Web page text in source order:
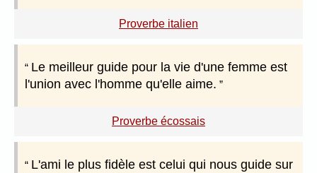
Proverbe italien
Le meilleur guide pour la vie d'une femme est
l'union avec l'homme qu'elle aime.
Proverbe écossais
L'ami le plus fidèle est celui qui nous guide sur